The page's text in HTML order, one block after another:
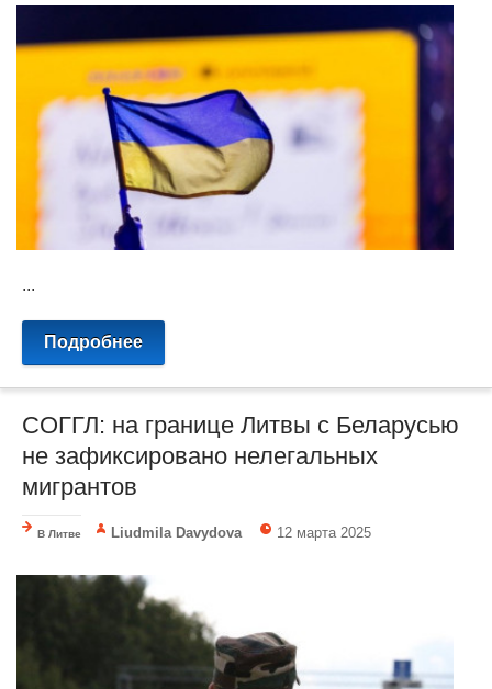
...
Подробнее
СОГГЛ: на границе Литвы с Беларусью
не зафиксировано нелегальных
мигрантов
В Литве Liudmila Davydova 12 марта 2025